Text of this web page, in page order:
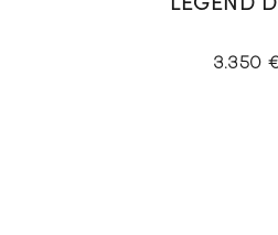
LEGEND
3.350